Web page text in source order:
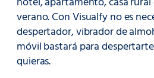
verano. Con Visualfy no es
despertador, vibrador de
móvil bastará para
quieras.